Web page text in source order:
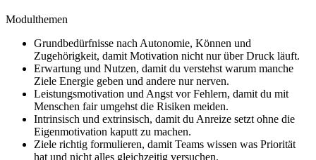
Modulthemen
Grundbedürfnisse nach Autonomie, Können und
Zugehörigkeit, damit Motivation nicht nur über Druck läuft.
Erwartung und Nutzen, damit du verstehst warum manche
Ziele Energie geben und andere nur nerven.
Leistungsmotivation und Angst vor Fehlern, damit du mit
Menschen fair umgehst die Risiken meiden.
Intrinsisch und extrinsisch, damit du Anreize setzt ohne die
Eigenmotivation kaputt zu machen.
Ziele richtig formulieren, damit Teams wissen was Priorität
hat und nicht alles gleichzeitig versuchen.